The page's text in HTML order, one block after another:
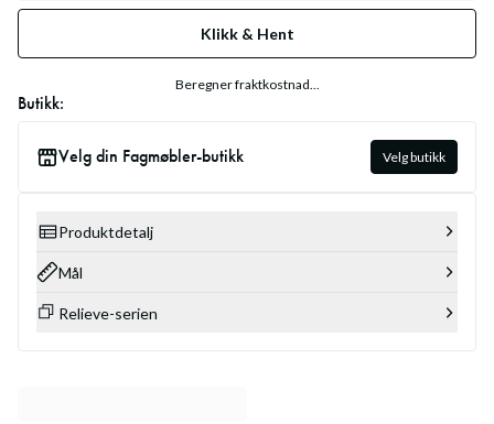
Klikk & Hent
Beregner fraktkostnad...
Butikk:
Velg din Fagmøbler-butikk Velg butikk
Produktdetalj
Mål
Relieve-serien